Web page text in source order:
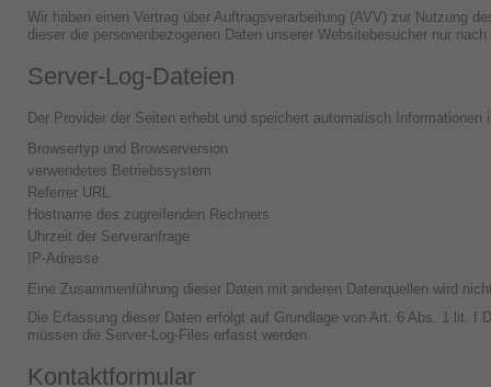
Wir haben einen Vertrag über Auftragsverarbeitung (AVV) zur Nutzung
dieser die personenbezogenen Daten unserer Websitebesucher nur
Server-Log-Dateien
Der Provider der Seiten erhebt und speichert automatisch
Browsertyp und Browserversion
verwendetes Betriebssystem
Referrer URL
Hostname des zugreifenden Rechners
Uhrzeit der Serveranfrage
IP-Adresse
Eine Zusammenführung dieser Daten mit anderen Datenquellen wird
Die Erfassung dieser Daten erfolgt auf Grundlage von Art. 6 Abs. 1 lit. f
müssen die Server-Log-Files erfasst werden.
Kontaktformular